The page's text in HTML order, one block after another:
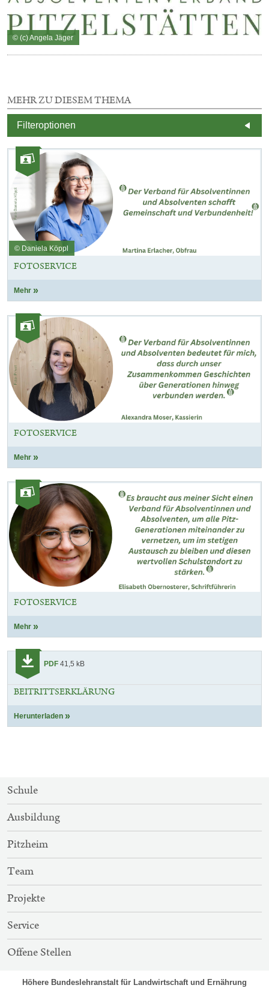
© (c) Angela Jäger
MEHR ZU DIESEM THEMA
Filteroptionen
Kategorie:
Fotos
© Daniela Köppl
FOTOSERVICE
Mehr
Kategorie:
Fotos
FOTOSERVICE
Mehr
Kategorie:
Fotos
FOTOSERVICE
Mehr
Kategorie:
DownloadPDF 41,5 kB
BEITRITTSERKLÄRUNG
Herunterladen
SITEMAP-
NAVIGATION
Schule
Ausbildung
Pitzheim
Team
Projekte
Service
Offene Stellen
Höhere Bundeslehranstalt für Landwirtschaft und Ernährung